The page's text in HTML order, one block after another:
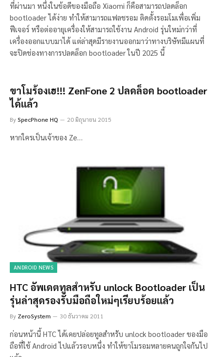
ที่ผ่านมา หนึ่งในข้อดีของมือถือ Xiaomi ก็คือสามารถปลดล็อก
bootloader ได้ง่าย ทำให้สามารถแฟลชรอม ติดตั้งรอมโมเพื่อเพิ่ม
ฟีเจอร์ หรือต่ออายุเครื่องให้สามารถใช้งาน Android รุ่นใหม่กว่าที่
เครื่องออกแบบมาได้ แต่ล่าสุดมีรายงานออกมาว่าทางบริษัทมีแผนที่
จะปิดช่องทางการปลดล็อก bootloader ในปี 2025 นี้
ขาโมร้องเฮ!!! ZenFone 2 ปลดล็อค bootloader
ได้แล้ว
BySpecPhone HQ 20 มิถุนายน 2015
หากใครเป็นเจ้าของ Ze…
ANDROID NEWS
HTC อัพเดตทูลสำหรับ unlock Bootloader เป็น
รุ่นล่าสุดรองรับมือถือใหม่ๆเรียบร้อยแล้ว
By ZeroSystem 30 ธันวาคม 2011
ก่อนหน้านี้ HTC ได้เคยปล่อยทูลสำหรับ unlock bootloader ของมือ
ถือที่ใช้ Android ไปแล้วรอบหนึ่ง ทำให้ขาโมรอมหลายคนถูกใจกันไป